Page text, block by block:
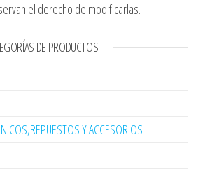
el derecho de modificarlas.
DE PRODUCTOS
Y ACCESORIOS